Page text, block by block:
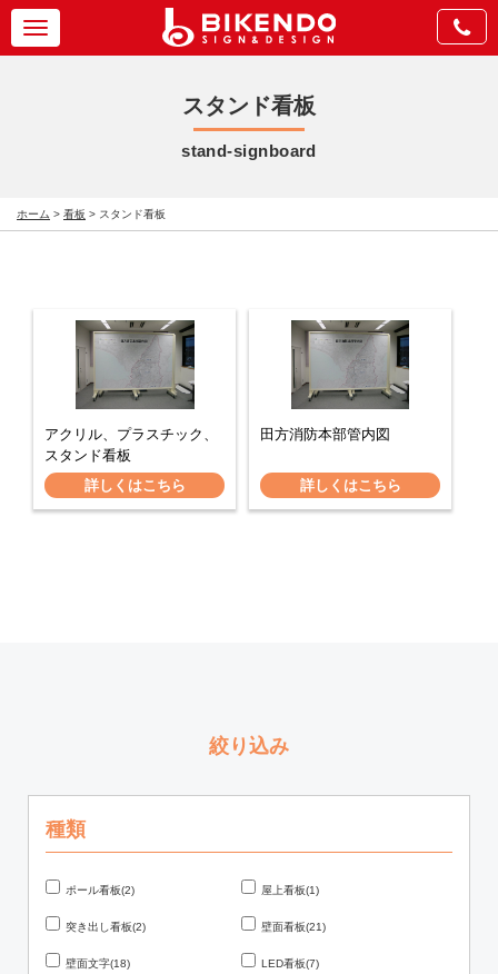
Toggle
navigation
スタンド看板
stand-signboard
ホーム > 看板 > スタンド看板
アクリル、プラスチック、
スタンド看板
詳しくはこちら
田方消防本部管内図
詳しくはこちら
絞り込み
種類
ポール看板(2) 屋上看板(1)
突き出し看板(2) 壁面看板(21)
壁面文字(18) LED看板(7)